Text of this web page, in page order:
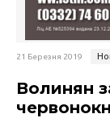
21 Березня 2019
Волинян